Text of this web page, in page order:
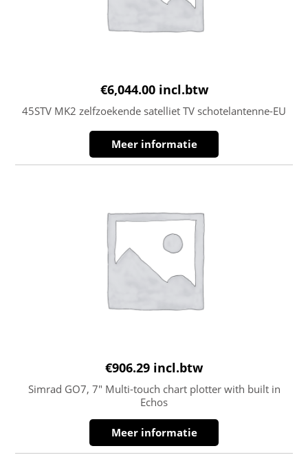
€6,044.00 incl.btw
45STV MK2 zelfzoekende satelliet TV schotelantenne-EU
Meer informatie
€906.29 incl.btw
Simrad GO7, 7″ Multi-touch chart plotter with built in
Echos
Meer informatie